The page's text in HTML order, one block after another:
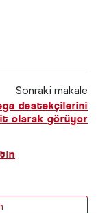
Sonraki makale
destekçilerini
olarak görüyor